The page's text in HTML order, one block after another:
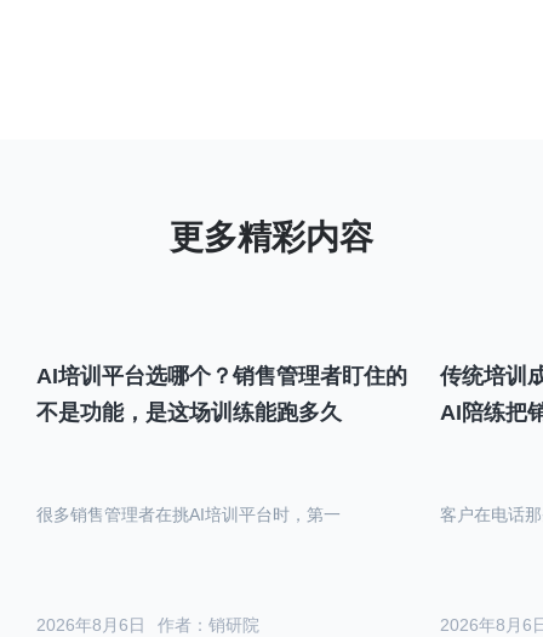
AI培训平台选哪个？销售管理者盯住的
不是功能，是这场训练能跑多久
作者：销研院
2026年8月6日
很多销售管理者在挑AI培训平台时，第一
传统培训
AI陪练把
2026年8月6
客户在电话